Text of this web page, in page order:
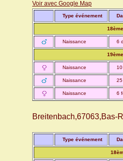
Voir avec Google Map
Type événement
Naissance 6
Naissance
Naissance
Naissance 6
Breitenbach,67063,Bas-
Type événement